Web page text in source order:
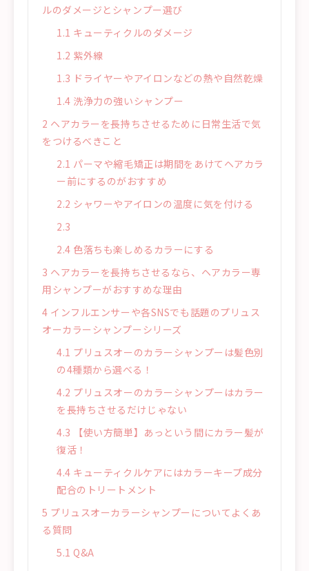
ルのダメージとシャンプー選び
1.1 キューティクルのダメージ
1.2 紫外線
1.3 ドライヤーやアイロンなどの熱や自然乾燥
1.4 洗浄力の強いシャンプー
2 ヘアカラーを長持ちさせるために日常生活で気
をつけるべきこと
2.1 パーマや縮毛矯正は期間をあけてヘアカラ
ー前にするのがおすすめ
2.2 シャワーやアイロンの温度に気を付ける
2.3
2.4 色落ちも楽しめるカラーにする
3 ヘアカラーを長持ちさせるなら、ヘアカラー専
用シャンプーがおすすめな理由
4 インフルエンサーや各SNSでも話題のプリュス
オーカラーシャンプーシリーズ
4.1 プリュスオーのカラーシャンプーは髪色別
の4種類から選べる！
4.2 プリュスオーのカラーシャンプーはカラー
を長持ちさせるだけじゃない
4.3 【使い方簡単】あっという間にカラー髪が
復活！
4.4 キューティクルケアにはカラーキープ成分
配合のトリートメント
5 プリュスオーカラーシャンプーについてよくあ
る質問
5.1 Q&A